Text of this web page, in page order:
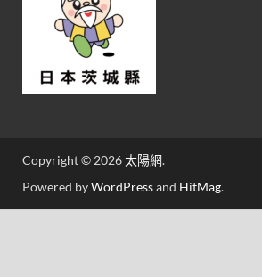
Copyright © 2026太陽網.
Powered byWordPressand HitMag.